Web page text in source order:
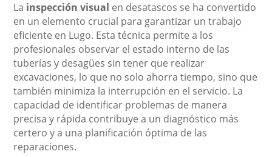
La inspección visual en desatascos se ha convertido
en un elemento crucial para garantizar un trabajo
eficiente en Lugo. Esta técnica permite a los
profesionales observar el estado interno de las
tuberías y desagües sin tener que realizar
excavaciones, lo que no solo ahorra tiempo, sino que
también minimiza la interrupción en el servicio. La
capacidad de identificar problemas de manera
precisa y rápida contribuye a un diagnóstico más
certero y a una planificación óptima de las
reparaciones.